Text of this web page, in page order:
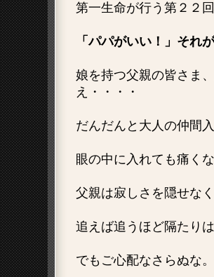
第一生命が行う第２２
「パパがいい！」それ
娘を持つ父親の皆さま
え・・・・
だんだんと大人の仲間入
眼の中に入れても痛く
父親は寂しさを隠せなく
追えば追うほど隔たり
でもご心配なさらぬな。